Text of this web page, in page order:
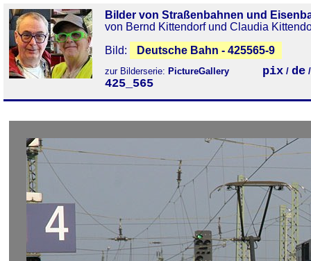
Bilder von Straßenbahnen und
von Bernd Kittendorf und Claudia
Bild:
Deutsche Bahn - 425565-9
zur Bilderserie: PictureGallery pix / de
425_565